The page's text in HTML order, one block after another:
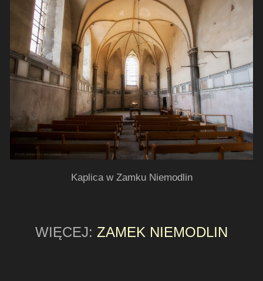
Kaplica w Zamku Niemodlin
WIĘCEJ: ZAMEK NIEMODLIN